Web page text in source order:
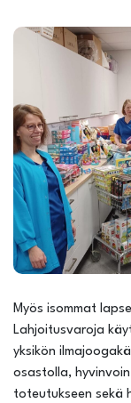
Myös isommat
Lahjoitusvaroja
yksikön
osastolla,
toteutukseen sekä